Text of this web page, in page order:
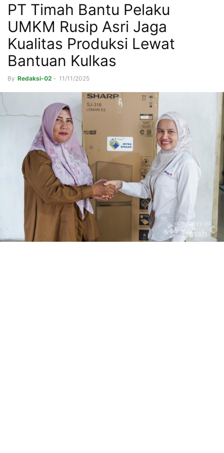
PT Timah Bantu Pelaku
UMKM Rusip Asri Jaga
Kualitas Produksi Lewat
Bantuan Kulkas
By Redaksi-02 - 11/11/2025